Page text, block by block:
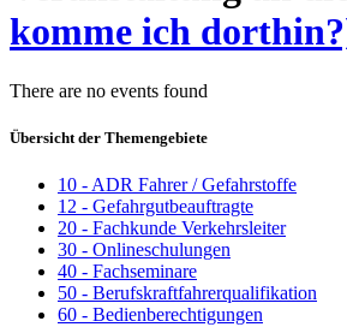
komme ich
There are no events found
Übersicht der Themengebiete
10 - ADR Fahrer / Gefahrstoffe
12 - Gefahrgutbeauftragte
20 - Fachkunde Verkehrsleiter
30 - Onlineschulungen
40 - Fachseminare
50 - Berufskraftfahrerqualifikation
60 - Bedienberechtigungen